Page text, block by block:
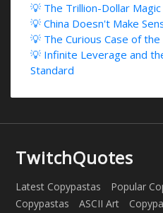
💡 The Trillion-Dollar
💡 China Doesn't Make
💡 The Curious Case of the
💡 Infinite Leverage and
Standard
TwitchQuotes
Latest Copypastas Popular
Copypastas
ASCII Art